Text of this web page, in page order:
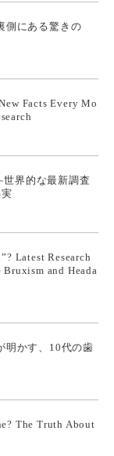
側にある驚きの
Facts Every Mo
界的な最新調査
Latest Research
and Heada
明かす、10代の歯
The Truth About